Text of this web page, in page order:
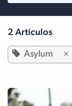
2 Artículos
Asylum ×